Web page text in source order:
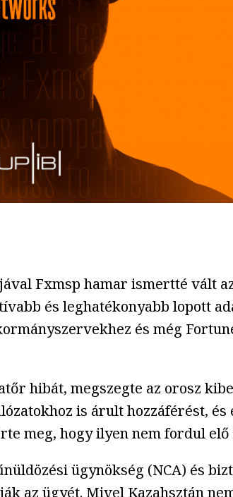
Fxmsp hamar ismertté vált
és leghatékonyabb lopott
és még
hibát, megszegte az orosz
is árult hozzáférést,
meg, hogy ilyen nem fordul elő
ügynökség (NCA) és
az ügyét. Mivel Kazahsztán